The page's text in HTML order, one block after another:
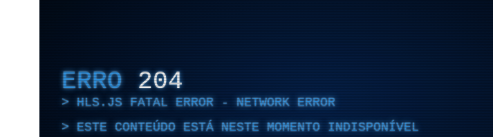
ERRO 204
HLS.JS FATAL ERROR - NETWORK ERROR
ESTE CONTEÚDO ESTÁ NESTE MOMENTO INDISPONÍVEL